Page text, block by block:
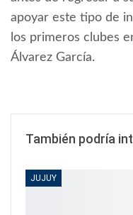
apoyar este tipo de
los primeros clubes
Álvarez García.
También podría
JUJUY